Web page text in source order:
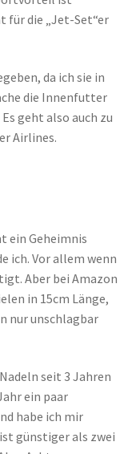
für die „Jet-Set“er
da ich sie in
die Innenfutter
geht also auch zu
Airlines.
ein Geheimnis
ich. Vor allem wenn
Aber bei Amazon
in 15cm Länge,
nur unschlagbar
seit 3 Jahren
ein paar
habe ich mir
günstiger als zwei